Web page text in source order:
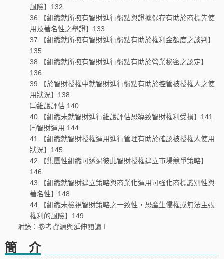
風險】132
36.【組織就所擁有智財進行盤點與證據保存有助於商標先使
用及著名性之舉證】133
37.【組織就所擁有智財進行盤點有助於權利金額度之談判】
135
38.【組織就所擁有智財進行盤點有助於營業秘密之認定】
136
39.【於智財授權中就智財進行盤點有助於控管被授權人之使
用狀況】138
㈡維護評估 140
40.【組織未就智財進行維護評估恐導致智財權利受損】141
㈢智財運用 144
41.【組織就智財授權運用進行管理有助於確認被授權人使用
狀況】145
42.【集團性組織可透過彼此智財授權建立市場競爭策略】
146
43.【組織就智財建立策略與商業化運用可強化商標識別性與
著名性】148
44.【組織未檢視智財策略之一致性，恐產生侵權或無法主張
權利的風險】149
附錄：參考資源與延伸閱讀 I
簡 介